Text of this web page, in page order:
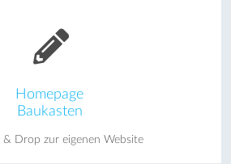
Homepage
Baukasten
& Drop zur eigenen Website